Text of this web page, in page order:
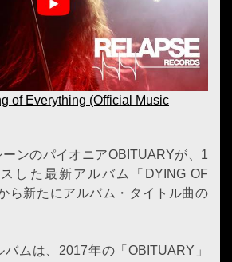
of Everything (Official Music
ンのパイオニアOBITUARYが、1
した最新アルバム「DYING OF
ら新たにアルバム・タイトル曲の
ムは、2017年の「OBITUARY」